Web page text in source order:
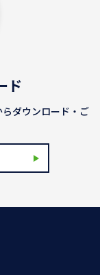
ド
ダウンロード・ご